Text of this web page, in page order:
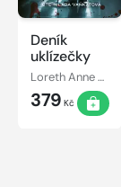
Deník
uklízečky
Loreth Anne White
379 Kč